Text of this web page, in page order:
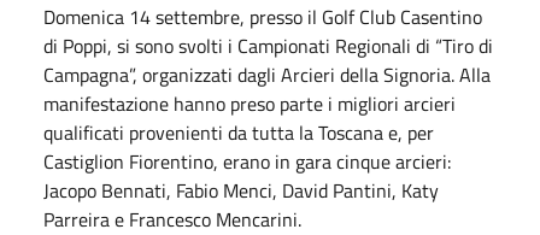
Domenica 14 settembre, presso il Golf Club Casentino
di Poppi, si sono svolti i Campionati Regionali di “Tiro di
Campagna”, organizzati dagli Arcieri della Signoria. Alla
manifestazione hanno preso parte i migliori arcieri
qualificati provenienti da tutta la Toscana e, per
Castiglion Fiorentino, erano in gara cinque arcieri:
Jacopo Bennati, Fabio Menci, David Pantini, Katy
Parreira e Francesco Mencarini.